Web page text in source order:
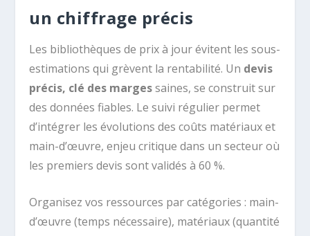
un chiffrage précis
Les bibliothèques de prix à jour évitent les sous-
estimations qui grèvent la rentabilité. Un devis
précis, clé des margessaines, se construit sur
des données fiables. Le suivi régulier permet
d’intégrer les évolutions des coûts matériaux et
main-d’œuvre, enjeu critique dans un secteur où
les premiers devis sont validés à 60 %.
Organisez vos ressources par catégories : main-
d’œuvre (temps nécessaire), matériaux (quantité